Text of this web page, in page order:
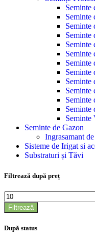
Seminte
Seminte
Seminte
Seminte
Seminte
Seminte
Seminte
Seminte
Seminte
Seminte
Seminte
Seminte
Seminte
Seminte de Gazon
Ingrasamant
Sisteme de Irigat si
Substraturi și Tăvi
Filtrează după preț
Preț
minim
Filtrează
După status